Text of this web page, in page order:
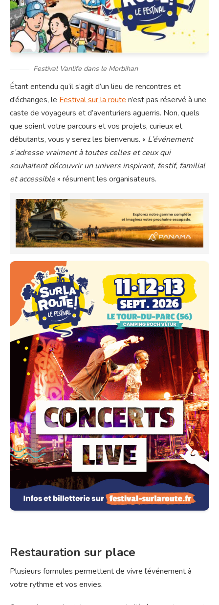
Festival Vanlife dans le Morbihan
Étant entendu qu’il s’agit d’un lieu de rencontres et
d’échanges, le Festival sur la route n’est pas réservé à une
caste de voyageurs et d’aventuriers aguerris. Non, quels
que soient votre parcours et vos projets, curieux et
débutants, vous y serez les bienvenus. « L’événement
s’adresse vraiment à toutes celles et ceux qui
souhaitent découvrir un univers inspirant, festif, familial
et accessible » résument les organisateurs.
Restauration sur place
Plusieurs formules permettent de vivre l’événement à
votre rythme et vos envies.